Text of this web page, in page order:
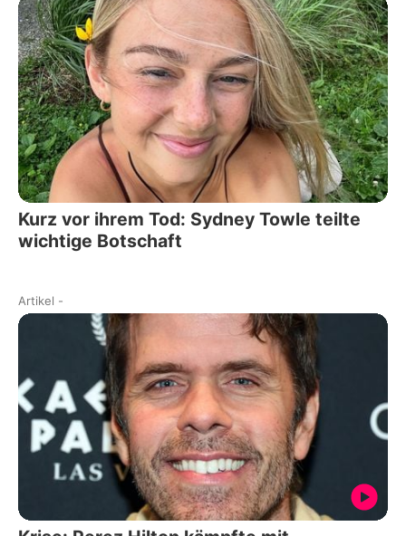
Kurz vor ihrem Tod: Sydney Towle teilte
wichtige Botschaft
Artikel -